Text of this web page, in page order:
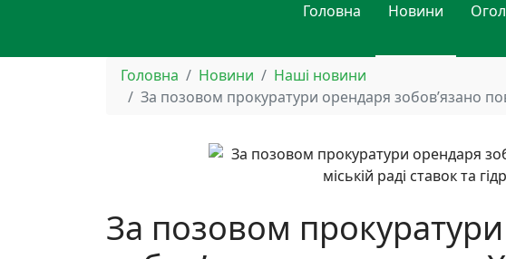
Головна Новини
Головна Новини
Наші новини
За позовом прокуратури орендаря зобов’язано
За позовом